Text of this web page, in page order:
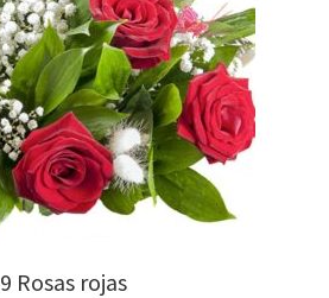
9 Rosas rojas